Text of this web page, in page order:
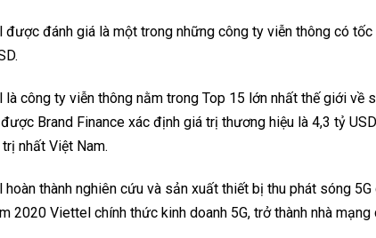
được đánh giá là một trong những công ty viễn thông có
công ty viễn thông nằm trong Top 15 lớn nhất thế giới về
Brand Finance xác định giá trị thương hiệu là 4,3 tỷ
nhất Việt Nam.
thành nghiên cứu và sản xuất thiết bị thu phát sóng
2020 Viettel chính thức kinh doanh 5G, trở thành nhà